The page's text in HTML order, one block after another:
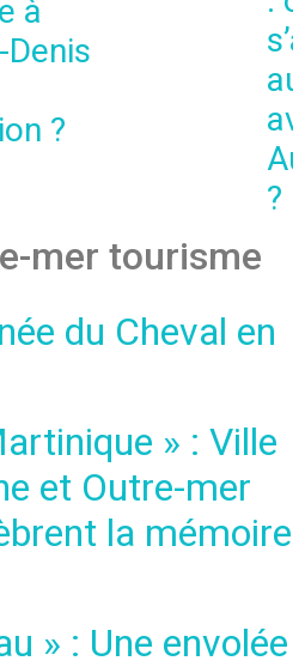
à
?
?
mer tourisme
du Cheval en
» : Ville
et Outre-mer
la mémoire
» : Une envolée